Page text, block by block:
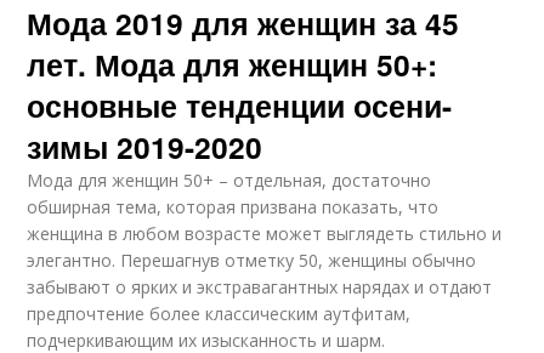
Мода 2019 для женщин за 45
лет. Мода для женщин 50+:
основные тенденции осени-
зимы 2019-2020
Мода для женщин 50+ – отдельная, достаточно
обширная тема, которая призвана показать, что
женщина в любом возрасте может выглядеть стильно и
элегантно. Перешагнув отметку 50, женщины обычно
забывают о ярких и экстравагантных нарядах и отдают
предпочтение более классическим аутфитам,
подчеркивающим их изысканность и шарм.